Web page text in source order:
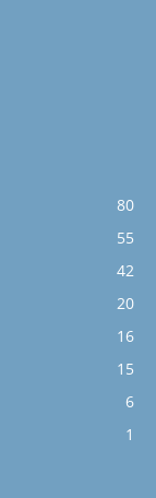
80
55
42
20
16
15
6
1